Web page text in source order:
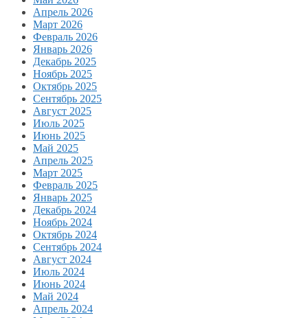
Апрель 2026
Март 2026
Февраль 2026
Январь 2026
Декабрь 2025
Ноябрь 2025
Октябрь 2025
Сентябрь 2025
Август 2025
Июль 2025
Июнь 2025
Май 2025
Апрель 2025
Март 2025
Февраль 2025
Январь 2025
Декабрь 2024
Ноябрь 2024
Октябрь 2024
Сентябрь 2024
Август 2024
Июль 2024
Июнь 2024
Май 2024
Апрель 2024